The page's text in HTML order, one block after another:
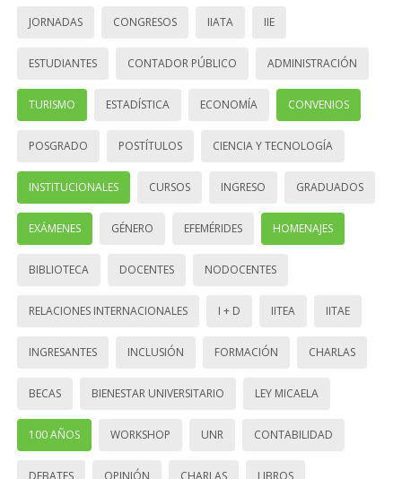
JORNADAS CONGRESOS IIATA IIE
ESTUDIANTES CONTADOR PÚBLICO ADMINISTRACIÓN
TURISMO ESTADÍSTICA ECONOMÍA CONVENIOS
POSGRADO POSTÍTULOS CIENCIA Y TECNOLOGÍA
INSTITUCIONALES CURSOS INGRESO GRADUADOS
EXÁMENES GÉNERO EFEMÉRIDES HOMENAJES
BIBLIOTECA DOCENTES NODOCENTES
RELACIONES INTERNACIONALES I + D IITEA IITAE
INGRESANTES INCLUSIÓN FORMACIÓN CHARLAS
BECAS BIENESTAR UNIVERSITARIO LEY MICAELA
100 AÑOS WORKSHOP UNR CONTABILIDAD